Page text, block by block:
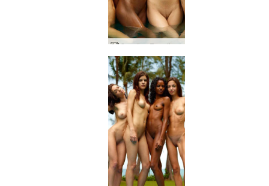
Candice Engelie Kiki Valerie sapņu komanda